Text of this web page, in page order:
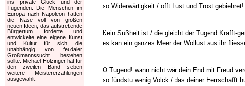
so Widerwärtigkeit / offt Lust und Trost gebiehret!
Kein Süßheit ist / die gleicht der Tugend Krafft-
es kan ein ganzes Meer der Wollust aus ihr
O Tugend! wann nicht wär dein End mit Freud
so fündstu wenig Volck / das deiner Herrschafft
ins private Glück und der
Tugenden. Die Menschen im
Europa nach Napoleon hatten
die Nase voll von großen
neuen Ideen, das aufstrebende
Bürgertum forderte und
entwickelte eine eigene Kunst
und Kultur für sich, die
unabhängig von feudaler
Großmannssucht bestehen
sollte. Michael Holzinger hat für
den zweiten Band sieben
weitere Meistererzählungen
ausgewählt.